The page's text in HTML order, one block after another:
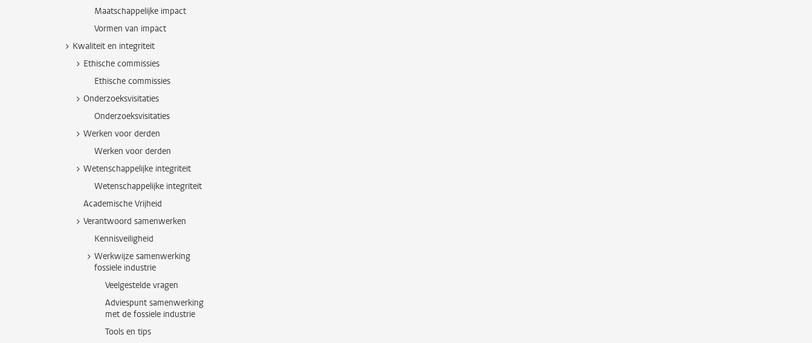
Maatschappelijke impact
Vormen van impact
Kwaliteit en integriteit
Ethische commissies
Ethische commissies
Onderzoeksvisitaties
Onderzoeksvisitaties
Werken voor derden
Werken voor derden
Wetenschappelijke integriteit
Wetenschappelijke integriteit
Academische Vrijheid
Verantwoord samenwerken
Kennisveiligheid
Werkwijze samenwerking
fossiele industrie
Veelgestelde vragen
Adviespunt samenwerking
met de fossiele industrie
Tools en tips